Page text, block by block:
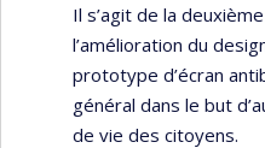
Il s’agit de la
l’amélioration du
prototype d’écran
général dans le but
de vie des citoyens.